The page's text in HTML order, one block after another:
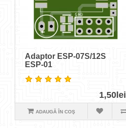
Adaptor ESP-07S/12S
ESP-01
1,50lei
ADAUGĂ ÎN COŞ